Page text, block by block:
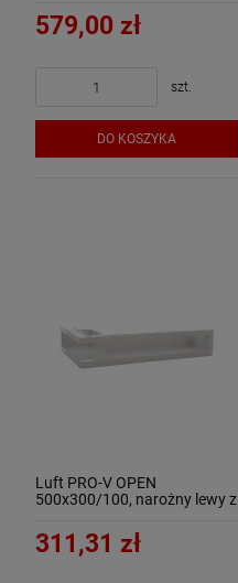
579,00 zł
szt.
DO KOSZYKA
Luft PRO-V OPEN
500x300/100, narożny lewy z
311,31 zł